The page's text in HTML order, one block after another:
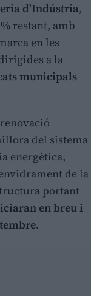
d'Indústria,
restant, amb
en les
a la
municipals
del sistema
energètica,
de la
portant
en breu i
.